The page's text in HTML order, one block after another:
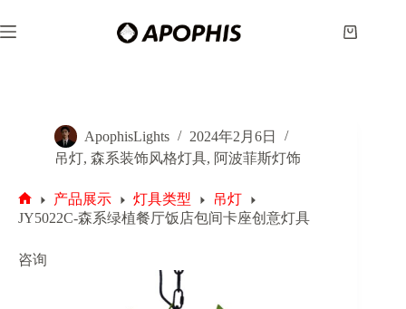
至
购
ApophisLights
2024年2月6日
吊灯, 森系装饰风格灯具, 阿波菲斯灯饰
首
产品展示 灯具类型
吊灯
JY5022C-森系绿植餐厅饭店包间卡座创意灯具
咨询